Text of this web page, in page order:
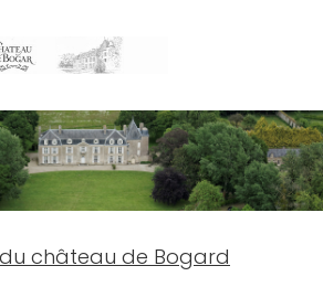
château de Bogard